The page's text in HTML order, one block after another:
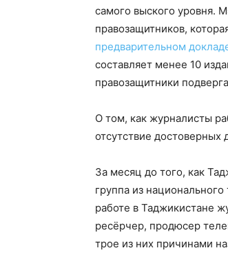
самого выского уровня.
правозащитников,
предварительном
составляет менее 10
правозащитники
О том, как журналисты
отсутствие достоверных
За месяц до того, как
группа из
работе в Таджикистане
ресёрчер, продюсер
трое из них причинами